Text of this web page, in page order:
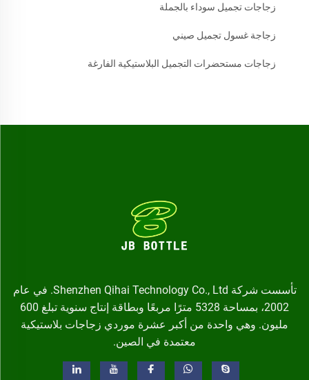
زجاجات تجميل سوداء بالجملة
زجاجة غسول تجميل صيني
زجاجات مستحضرات التجميل البلاستيكية الفارغة
تأسست شركة Shenzhen Qihai Technology Co., Ltd. في عام
2002، بمساحة 5328 مترًا مربعًا وبطاقة إنتاج سنوية تبلغ 600
مليون. وهي واحدة من أكبر عشرة موردي زجاجات بلاستيكية
معتمدة في الصين.